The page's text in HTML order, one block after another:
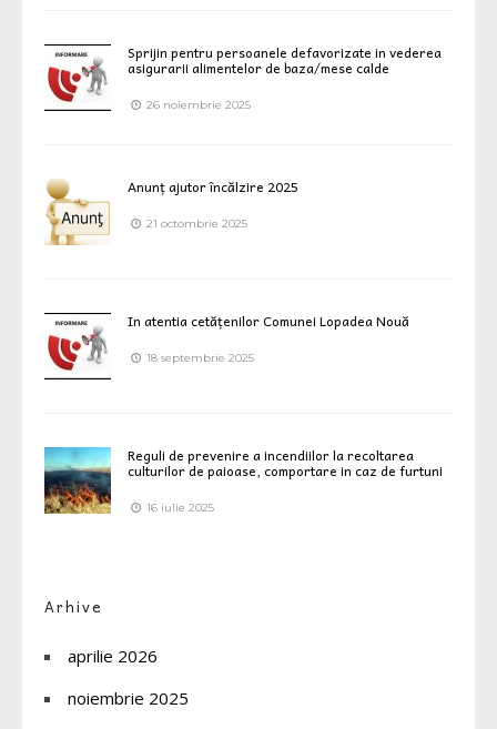
Sprijin pentru persoanele defavorizate in vederea
asigurarii alimentelor de baza/mese calde
26 noiembrie 2025
Anunț ajutor încălzire 2025
21 octombrie 2025
In atentia cetățenilor Comunei Lopadea Nouă
18 septembrie 2025
Reguli de prevenire a incendiilor la recoltarea
culturilor de paioase, comportare in caz de furtuni
16 iulie 2025
Arhive
aprilie 2026
noiembrie 2025